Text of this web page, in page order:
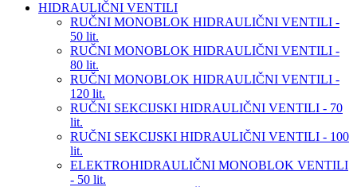
HIDRAULIČNI VENTILI
RUČNI MONOBLOK HIDRAULIČNI VENTILI -
50 lit.
RUČNI MONOBLOK HIDRAULIČNI VENTILI -
80 lit.
RUČNI MONOBLOK HIDRAULIČNI VENTILI -
120 lit.
RUČNI SEKCIJSKI HIDRAULIČNI VENTILI - 70
lit.
RUČNI SEKCIJSKI HIDRAULIČNI VENTILI - 100
lit.
ELEKTROHIDRAULIČNI MONOBLOK VENTILI
- 50 lit.